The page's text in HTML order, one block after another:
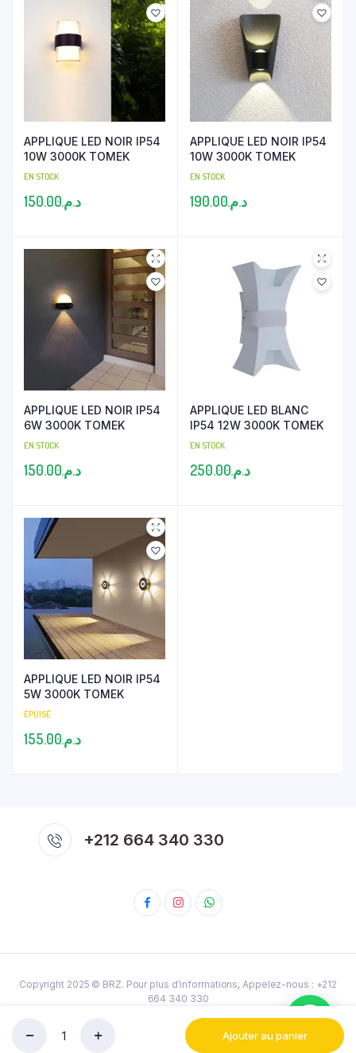
Ajouter au panier
APPLIQUE LED NOIR IP54
10W 3000K TOMEK
EN STOCK
د.م.150.00
APPLIQUE LED NOIR IP54
10W 3000K TOMEK
EN STOCK
د.م.190.00
APPLIQUE LED NOIR IP54
6W 3000K TOMEK
EN STOCK
د.م.150.00
APPLIQUE LED BLANC
IP54 12W 3000K TOMEK
EN STOCK
د.م.250.00
APPLIQUE LED NOIR IP54
5W 3000K TOMEK
ÉPUISÉ
د.م.155.00
+212 664 340 330
Copyright 2025 © BRZ. Pour plus d'informations, Appelez-nous : ‎+212
664 340 330
Politique de confidentialité Termes et conditions Cookies